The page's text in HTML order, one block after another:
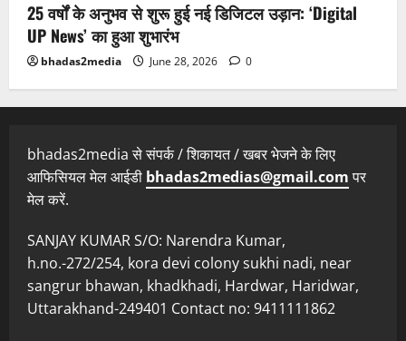
25 वर्षों के अनुभव से शुरू हुई नई डिजिटल उड़ान: ‘Digital
UP News’ का हुआ शुभारंभ
bhadas2media June 28, 2026 0
bhadas2media से संपर्क / शिकायत / खबर भेजने के लिए
आफिसियल मेल आईडी bhadas2medias@gmail.comपर
मेल करें.
SANJAY KUMAR S/O: Narendra Kumar,
h.no.-272/254, kora devi colony sukhi nadi, near
sangrur bhawan, khadkhadi, Hardwar, Haridwar,
Uttarakhand-249401 Contact no: 9411111862